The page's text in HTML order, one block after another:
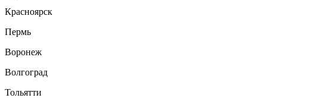
Красноярск
Пермь
Воронеж
Волгоград
Тольятти